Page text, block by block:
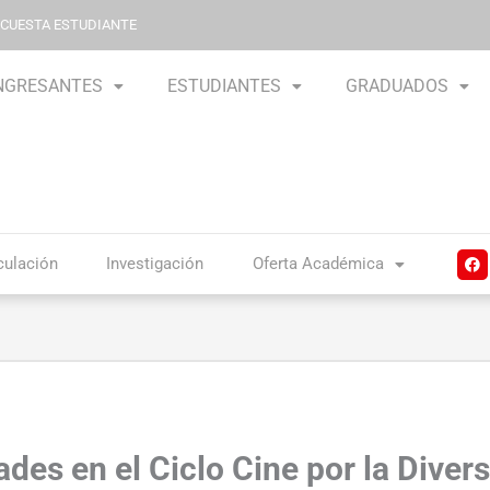
ESTUDIANTE
ESTUDIANTES GRADUADOS
Investigación Oferta Académica
F
a
k
en el Ciclo Cine por la